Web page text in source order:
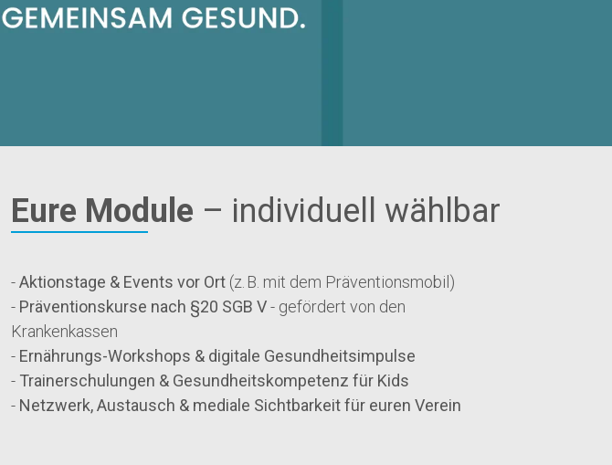
Eure Module – individuell wählbar
-Aktionstage & Events vor Ort(z. B. mit dem Präventionsmobil)
- Präventionskurse nach §20 SGB V- gefördert von den
Krankenkassen
- Ernährungs-Workshops & digitale Gesundheitsimpulse
- Trainerschulungen & Gesundheitskompetenz für Kids
- Netzwerk, Austausch & mediale Sichtbarkeit für euren Verein